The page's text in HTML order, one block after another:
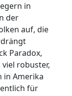
in
der
auf, die
Paradox,
robuster,
in Amerika
für